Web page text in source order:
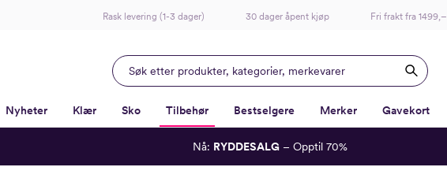
Rask levering (1-3 dager) 30 dager åpent kjøp Fri frakt fra 1499,–
Nyheter Klær Sko Tilbehør Bestselgere Merker Gavekort
Nå: RYDDESALG – Opptil 70%
-
-
-
-